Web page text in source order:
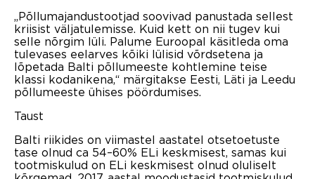
„Põllumajandustootjad soovivad panustada sellest
kriisist väljatulemisse. Kuid kett on nii tugev kui
selle nõrgim lüli. Palume Euroopal käsitleda oma
tulevases eelarves kõiki lülisid võrdsetena ja
lõpetada Balti põllumeeste kohtlemine teise
klassi kodanikena,“ märgitakse Eesti, Läti ja Leedu
põllumeeste ühises pöördumises.
Taust
Balti riikides on viimastel aastatel otsetoetuste
tase olnud ca 54–60% ELi keskmisest, samas kui
tootmiskulud on ELi keskmisest olnud oluliselt